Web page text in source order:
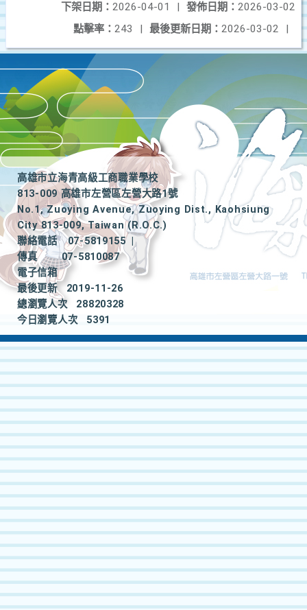
發佈日期： 2026-03-02
下架日期： 2026-04-01
|
最後更新日期： 2026-03-02 |
點擊率： 243 |
高雄市立海青高級工商職業學校
813-009 高雄市左營區左營大路1號
No.1, Zuoying Avenue, Zuoying Dist., Kaohsiung
City 813-009, Taiwan (R.O.C.)
聯絡電話
07-5819155
|
傳真
07-5810087
電子信箱
最後更新
2019-11-26
總瀏覽人次
28820328
今日瀏覽人次
5391